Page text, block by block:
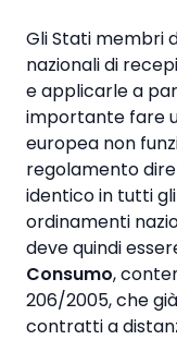
Gli Stati membri
nazionali di
e applicarle a
importante fare
europea non
regolamento
identico in tutti
ordinamenti
deve quindi
Consumo,
206/2005, che
contratti a